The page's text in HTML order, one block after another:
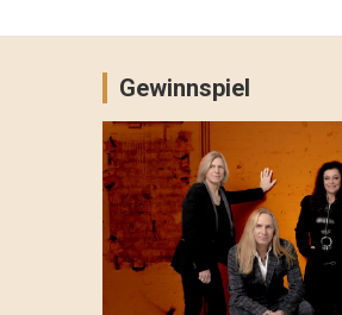
Gewinnspiel